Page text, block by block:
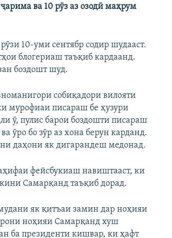
ва 10 рӯз аз озодӣ маҳрум
10-уми сентябр содир шудааст.
блогериаш таъқиб кардаанд.
боздошт шуд.
собиқадори вилояти
мурофиаи писараш бе ҳузури
ӯ, пулис барои боздошти писараш
ӯро бо зӯр аз хона берун карданд.
даҳони як дигарандеш медонад.
фейсбукиаш навиштааст, ки
Самарқанд таъқиб дорад.
як қитъаи замин дар ноҳияи
ноҳияи Самарқанд хуш
ба президенти кишвар, ки ҳафт